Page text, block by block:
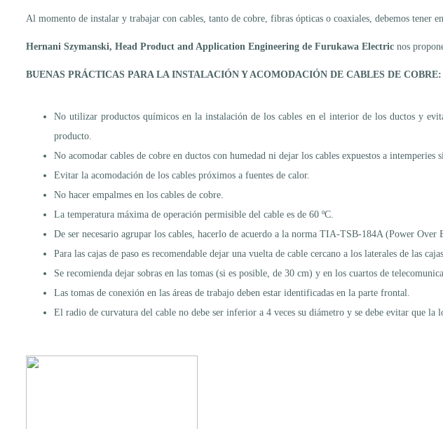
Al momento de instalar y trabajar con cables, tanto de cobre, fibras ópticas o coaxiales, debemos tener
Hernani Szymanski, Head Product and Application Engineering de Furukawa Electric nos
BUENAS PRÁCTICAS PARA LA INSTALACIÓN Y ACOMODACIÓN DE CABLES DE COBRE:
No utilizar productos químicos en la instalación de los cables en el interior de los ductos y
producto.
No acomodar cables de cobre en ductos con humedad ni dejar los cables expuestos a intemperies
Evitar la acomodación de los cables próximos a fuentes de calor.
No hacer empalmes en los cables de cobre.
La temperatura máxima de operación permisible del cable es de 60 ºC.
De ser necesario agrupar los cables, hacerlo de acuerdo a la norma TIA-TSB-184A (Power Over
Para las cajas de paso es recomendable dejar una vuelta de cable cercano a los laterales de las
Se recomienda dejar sobras en las tomas (si es posible, de 30 cm) y en los cuartos de
Las tomas de conexión en las áreas de trabajo deben estar identificadas en la parte frontal.
El radio de curvatura del cable no debe ser inferior a 4 veces su diámetro y se debe evitar que la